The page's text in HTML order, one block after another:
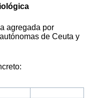
agregada por
de Ceuta y